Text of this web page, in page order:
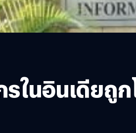
ในอินเดียถู